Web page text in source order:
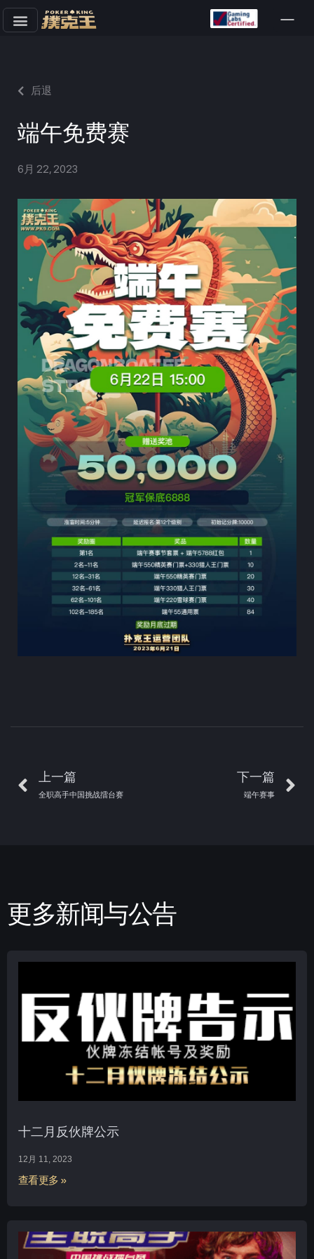
文
后退
端午免费赛
6月 22, 2023
上一篇
全职高手中国挑战擂台赛
下一篇
端午赛事
更多新闻与公告
十二月反伙牌公示
12月 11, 2023
查看更多 »